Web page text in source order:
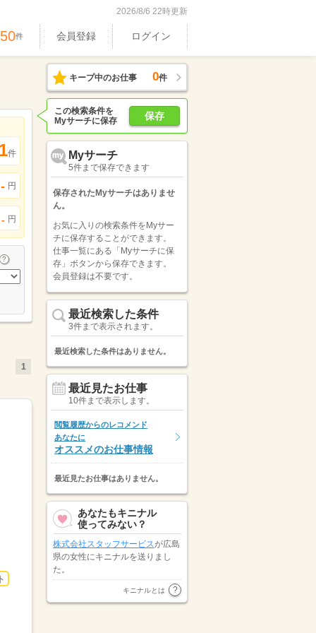
2026/8/6 22時更新
件 会員登録 ログイン
件
- 円
- 円
1
キープ中のお仕事 0件
保存
この検索条件を
Myサーチに保存
Myサーチ
5件まで保存できます
保存されたMyサーチはありませ
ん。
お気に入りの検索条件をMyサー
チに保存することができます。
仕事一覧にある「Myサーチに保
存」ボタンから保存できます。
会員登録は不要です。
最近検索した条件
3件まで表示されます。
最近検索した条件はありません。
最近見たお仕事
10件まで表示します。
閲覧履歴からのレコメンド
あなたに
オススメのお仕事情報
最近見たお仕事はありません。
あなたもキニナル
使ってみない？
株式会社スタッフサービスが広島
県の女性にキニナルを送りまし
た。
株式会社マーキュ
リースタッフィング 金融にキニ
キニナルとは